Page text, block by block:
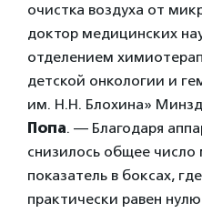
очистка воздуха от
доктор медицинских
отделением
детской онкологии и
им. Н.Н. Блохина»
Попа. — Благодаря
снизилось общее
показатель в боксах,
практически равен